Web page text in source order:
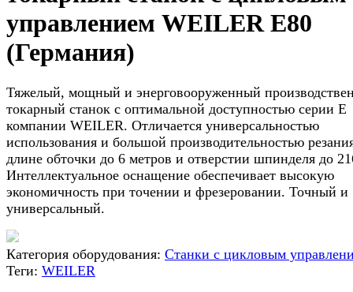
управлением WEILER E80
(Германия)
Тяжелый, мощный и энерговооруженный
токарный станок с оптимальной доступностью серии Е
компании WEILER. Отличается универсальностью
использования и большой производительностью
длине обточки до 6 метров и отверстии шпинделя до
Интеллектуальное оснащение обеспечивает высокую
экономичность при точении и фрезеровании. Точный и
универсальный.
Категория оборудования: Станки с цикловым
Теги: WEILER